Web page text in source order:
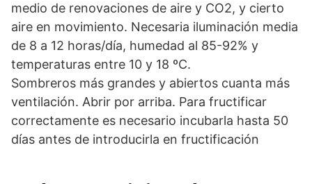
medio de renovaciones de aire y CO2, y cierto
aire en movimiento. Necesaria iluminación media
de 8 a 12 horas/día, humedad al 85-92% y
temperaturas entre 10 y 18 ºC.
Sombreros más grandes y abiertos cuanta más
ventilación. Abrir por arriba. Para fructificar
correctamente es necesario incubarla hasta 50
días antes de introducirla en fructificación